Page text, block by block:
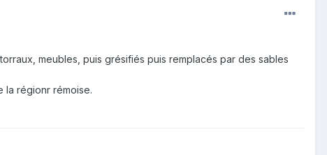
meubles, puis grésifiés puis remplacés par des sables
la régionr rémoise.